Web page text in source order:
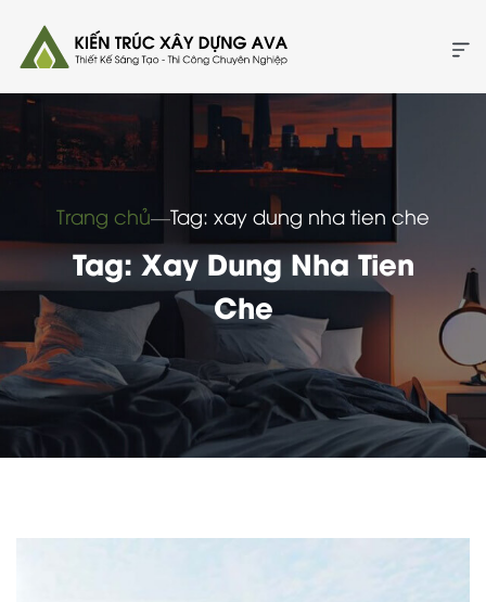
Trang chủ―Tag: xay dung nha tien che
Tag: Xay Dung Nha Tien
Che